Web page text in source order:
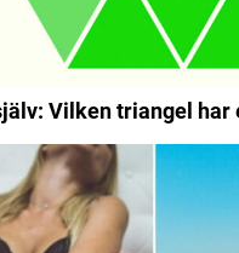
Vilken triangel har